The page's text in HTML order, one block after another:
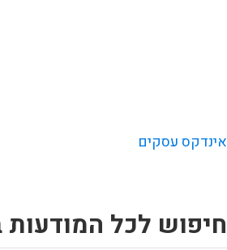
אינדקס עסקים
חיפוש לכל